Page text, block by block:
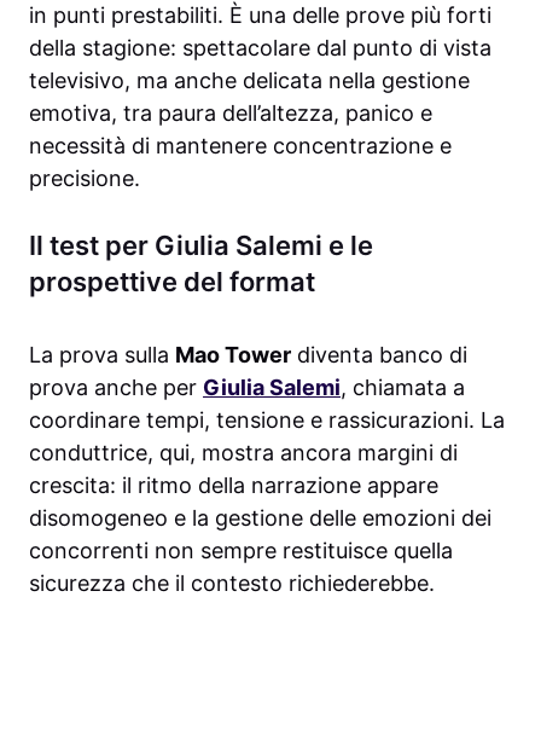
in punti prestabiliti. È una delle prove più forti
della stagione: spettacolare dal punto di vista
televisivo, ma anche delicata nella gestione
emotiva, tra paura dell’altezza, panico e
necessità di mantenere concentrazione e
precisione.
Il test per Giulia Salemi e le
prospettive del format
La prova sulla Mao Tower diventa banco di
prova anche per Giulia Salemi, chiamata a
coordinare tempi, tensione e rassicurazioni. La
conduttrice, qui, mostra ancora margini di
crescita: il ritmo della narrazione appare
disomogeneo e la gestione delle emozioni dei
concorrenti non sempre restituisce quella
sicurezza che il contesto richiederebbe.